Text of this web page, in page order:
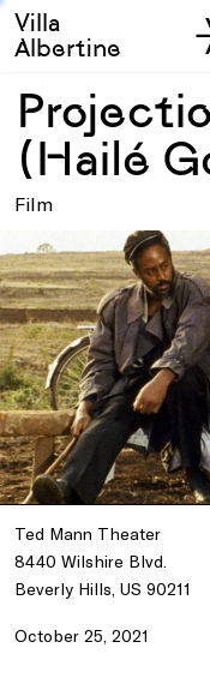
Villa
Albertine
(Hailé
Film
Ted Mann Theater
8440 Wilshire Blvd.
Beverly Hills, US 90211
October 25, 2021